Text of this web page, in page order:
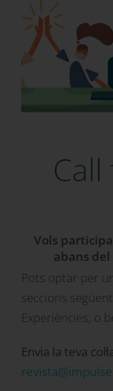
Vols
abans
Pots optar per
seccions
Experiències; o
Envia la teva